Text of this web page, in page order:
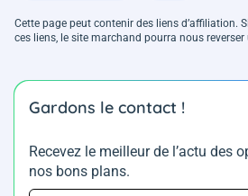
Cette page peut contenir des liens d’affiliation.
ces liens, le site marchand pourra nous
Gardons le contact !
Recevez le meilleur de l’actu des
nos bons plans.